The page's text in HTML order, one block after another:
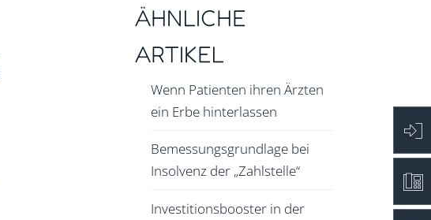
ÄHNLICHE
ARTIKEL
Wenn Patienten ihren Ärzten
ein Erbe hinterlassen
Bemessungsgrundlage bei
Insolvenz der „Zahlstelle“
Investitionsbooster in der